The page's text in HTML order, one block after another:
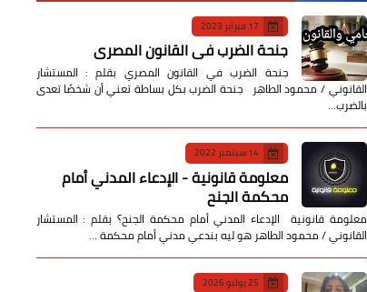
17 فبراير 2023
جنحة الضرب في القانون المصري
جنحة الضرب في القانون المصري بقلم : المستشار
القانوني / محمود الطاهر جنحة الضرب بكل بساطة تعني أن شخصًا تعدى
بالضرب…
14 سبتمبر 2022
معلومة قانونية - الإدعاء المدني أمام
محكمة الجنح
معلومة قانونية الإدعاء المدني أمام محكمة الجنح؟ بقلم : المستشار
القانوني / محمود الطاهر هو ليه بندعي مدني أمام محكمة …
25 يوليو 2026